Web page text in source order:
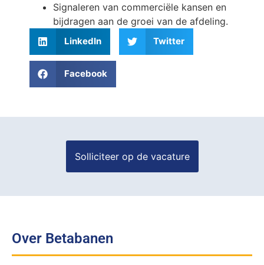
Signaleren van commerciële kansen en
bijdragen aan de groei van de afdeling.
LinkedIn Twitter
Facebook
Over Betabanen